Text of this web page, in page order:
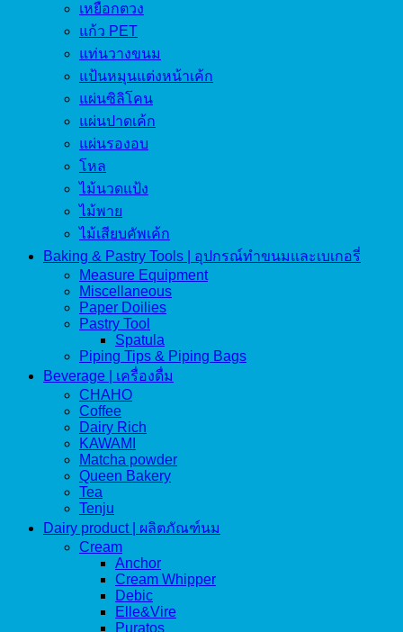
เหยือกตวง
แก้ว PET
แท่นวางขนม
แป้นหมุนแต่งหน้าเค้ก
แผ่นซิลิโคน
แผ่นปาดเค้ก
แผ่นรองอบ
โหล
ไม้นวดแป้ง
ไม้พาย
ไม้เสียบคัพเค้ก
Baking & Pastry Tools | อุปกรณ์ทำขนมและเบเกอรี่
Measure Equipment
Miscellaneous
Paper Doilies
Pastry Tool
Spatula
Piping Tips & Piping Bags
Beverage | เครื่องดื่ม
CHAHO
Coffee
Dairy Rich
KAWAMI
Matcha powder
Queen Bakery
Tea
Tenju
Dairy product | ผลิตภัณฑ์นม
Cream
Anchor
Cream Whipper
Debic
Elle&Vire
Puratos